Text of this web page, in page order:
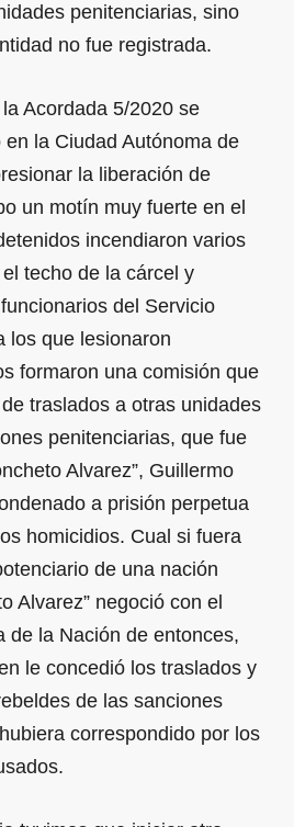
penitenciarias, sino
no fue registrada.
Acordada 5/2020 se
la Ciudad Autónoma de
la liberación de
un motín muy fuerte en el
incendiaron varios
techo de la cárcel y
del Servicio
los que lesionaron
formaron una comisión que
traslados a otras unidades
penitenciarias, que fue
Alvarez”, Guillermo
a prisión perpetua
homicidios. Cual si fuera
de una nación
Alvarez” negoció con el
de la Nación de entonces,
le concedió los traslados y
de las sanciones
correspondido por los